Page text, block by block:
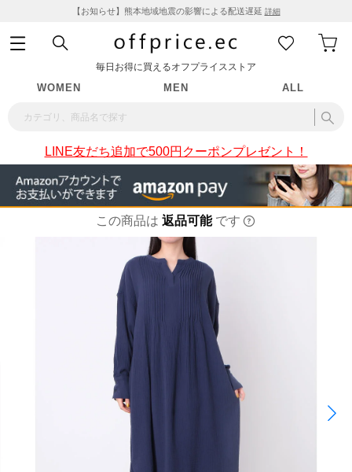
【お知らせ】熊本地域地震の影響による配送遅延 詳細
毎日お得に買えるオフプライスストア
WOMEN MEN ALL
LINE友だち追加で500円クーポンプレゼント！
この商品は 返品可能 です